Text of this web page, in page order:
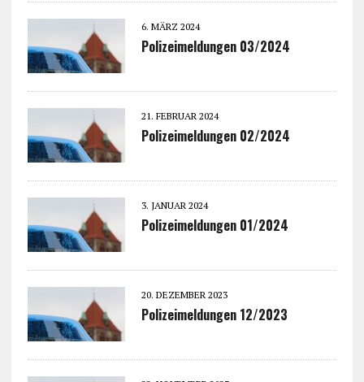
6. MÄRZ 2024
Polizeimeldungen 03/2024
21. FEBRUAR 2024
Polizeimeldungen 02/2024
3. JANUAR 2024
Polizeimeldungen 01/2024
20. DEZEMBER 2023
Polizeimeldungen 12/2023